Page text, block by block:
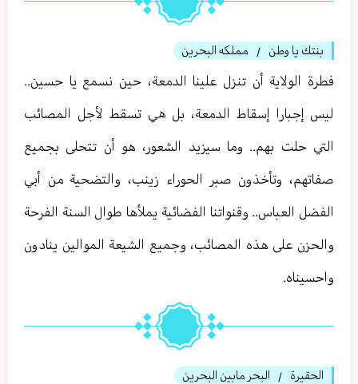
بنتك يا وطن / مملكه البحرين
فطرة الولاية أن تنزل علينا الدمعة، حين نسمع يا حسين..
ليس إجبارا إسقاط الدمعة، بل هي تسقط لأجل المصائب
التي حلت بهم.. وما سيزيد الشعور، هو أن تتحلى بجميع
صفاتهم، وتأخذون صبر الحوراء زينب، والتضحية من أبي
الفضل العباس.. وقنواتنا الفضائية يملأها طوال السنة الفرحة
والحزن على هذه المصائب، وجميع الشيعة الموالين ينادون
واحسيناه.
الحقيرة / البحر مابين البحرين